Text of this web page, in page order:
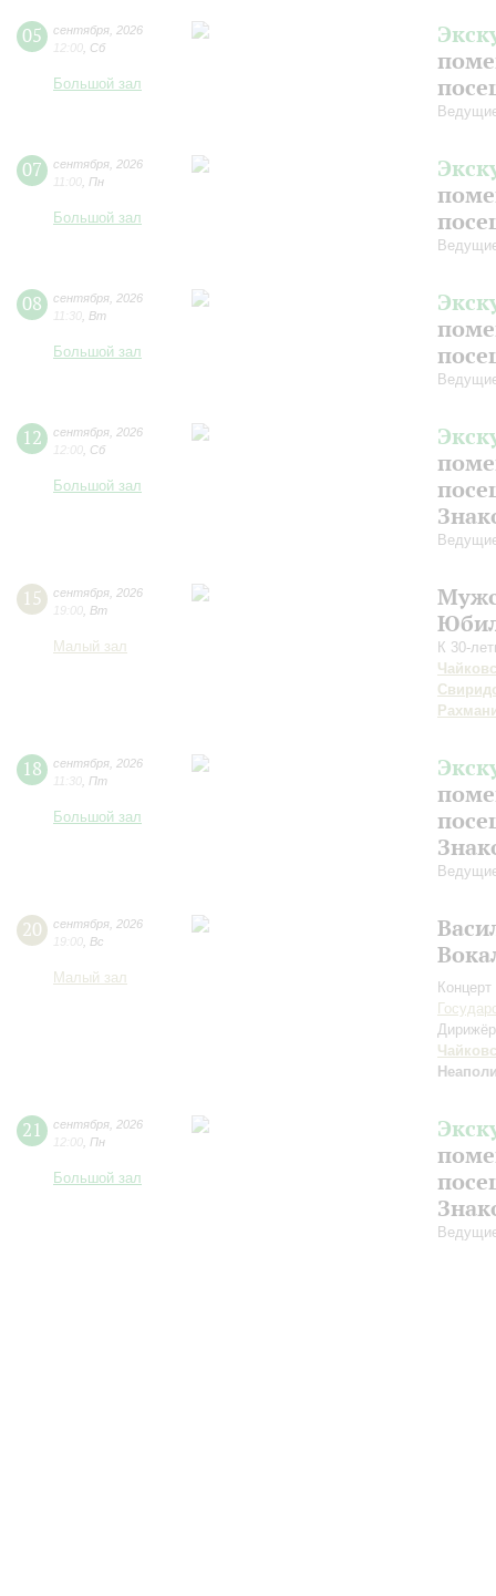
05 сентября 2026
12:00 Сб
Большой зал
07 сентября 2026
11:00 Пн
Большой зал
08 сентября 2026
11:30 Вт
Большой зал
12 сентября 2026
12:00 Сб
Большой зал
15 сентября 2026
19:00 Вт
Малый зал
К 30-
18 сентября 2026
11:30 Пт
Большой зал
20 сентября 2026
19:00 Вс
Малый зал
21 сентября 2026
12:00 Пн
Большой зал